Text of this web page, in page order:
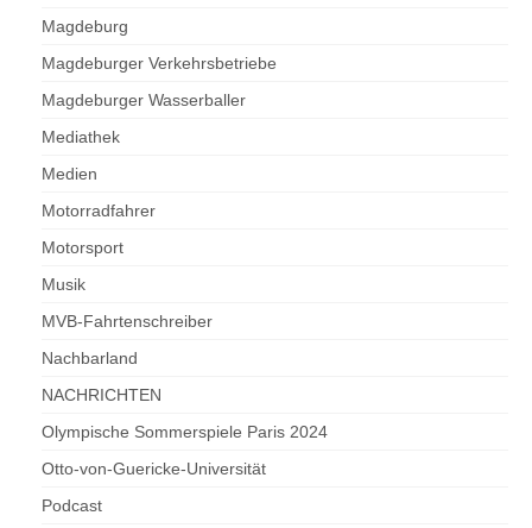
Magdeburg
Magdeburger Verkehrsbetriebe
Magdeburger Wasserballer
Mediathek
Medien
Motorradfahrer
Motorsport
Musik
MVB-Fahrtenschreiber
Nachbarland
NACHRICHTEN
Olympische Sommerspiele Paris 2024
Otto-von-Guericke-Universität
Podcast